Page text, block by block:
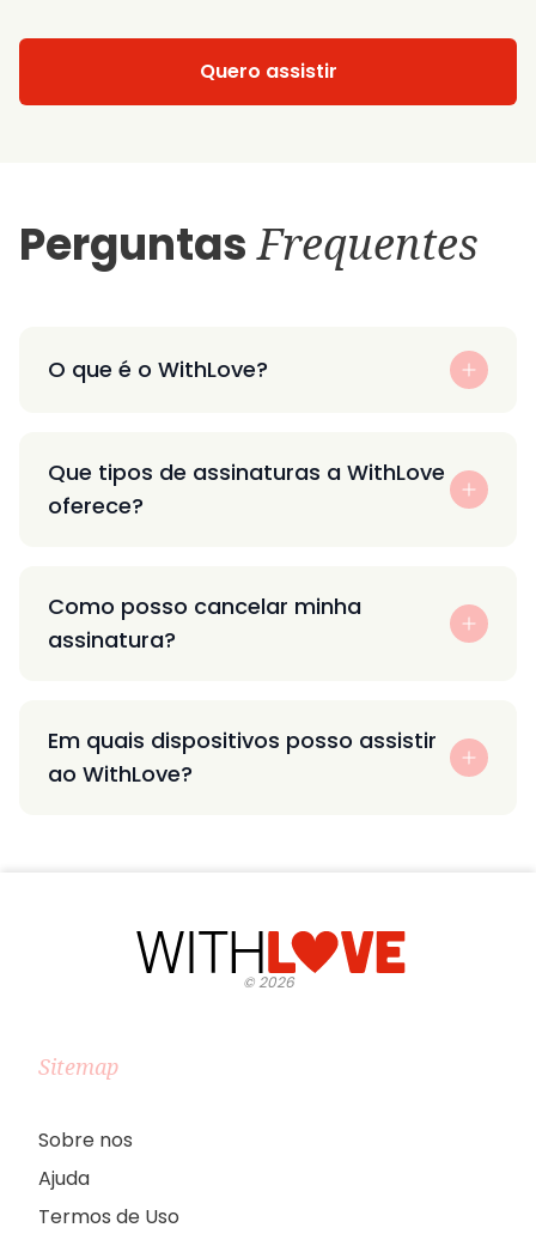
Quero assistir
PerguntasFrequentes
O que é o WithLove?
Que tipos de assinaturas a WithLove
oferece?
Como posso cancelar minha
assinatura?
Em quais dispositivos posso assistir
ao WithLove?
©2026
Sitemap
Sobre nos
Ajuda
Termos de Uso